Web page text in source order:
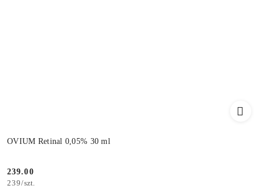
OVIUM Retinal 0,05% 30 ml
Cena:
239.00
239/szt.